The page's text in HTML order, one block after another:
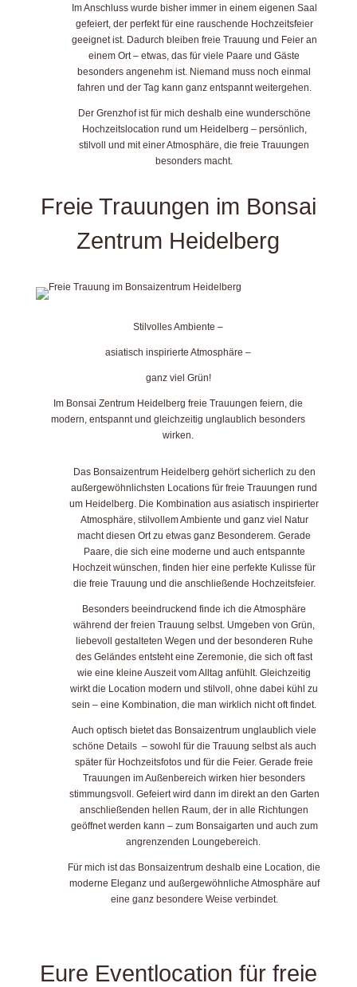
Im Anschluss wurde bisher immer in einem eigenen Saal
gefeiert, der perfekt für eine rauschende Hochzeitsfeier
geeignet ist. Dadurch bleiben freie Trauung und Feier an
einem Ort – etwas, das für viele Paare und Gäste
besonders angenehm ist. Niemand muss noch einmal
fahren und der Tag kann ganz entspannt weitergehen.
Der Grenzhof ist für mich deshalb eine wunderschöne
Hochzeitslocation rund um Heidelberg – persönlich,
stilvoll und mit einer Atmosphäre, die freie Trauungen
besonders macht.
Freie Trauungen im Bonsai
Zentrum Heidelberg
Stilvolles Ambiente –
asiatisch inspirierte Atmosphäre –
ganz viel Grün!
Im Bonsai Zentrum Heidelberg freie Trauungen feiern, die
modern, entspannt und gleichzeitig unglaublich besonders
wirken.
Das Bonsaizentrum Heidelberg gehört sicherlich zu den
außergewöhnlichsten Locations für freie Trauungen rund
um Heidelberg. Die Kombination aus asiatisch inspirierter
Atmosphäre, stilvollem Ambiente und ganz viel Natur
macht diesen Ort zu etwas ganz Besonderem. Gerade
Paare, die sich eine moderne und auch entspannte
Hochzeit wünschen, finden hier eine perfekte Kulisse für
die freie Trauung und die anschließende Hochzeitsfeier.
Besonders beeindruckend finde ich die Atmosphäre
während der freien Trauung selbst. Umgeben von Grün,
liebevoll gestalteten Wegen und der besonderen Ruhe
des Geländes entsteht eine Zeremonie, die sich oft fast
wie eine kleine Auszeit vom Alltag anfühlt. Gleichzeitig
wirkt die Location modern und stilvoll, ohne dabei kühl zu
sein – eine Kombination, die man wirklich nicht oft findet.
Auch optisch bietet das Bonsaizentrum unglaublich viele
schöne Details – sowohl für die Trauung selbst als auch
später für Hochzeitsfotos und für die Feier. Gerade freie
Trauungen im Außenbereich wirken hier besonders
stimmungsvoll. Gefeiert wird dann im direkt an den Garten
anschließenden hellen Raum, der in alle Richtungen
geöffnet werden kann – zum Bonsaigarten und auch zum
angrenzenden Loungebereich.
Für mich ist das Bonsaizentrum deshalb eine Location, die
moderne Eleganz und außergewöhnliche Atmosphäre auf
eine ganz besondere Weise verbindet.
Eure Eventlocation für freie